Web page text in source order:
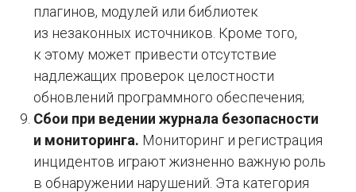
плагинов, модулей или библиотек
из незаконных источников. Кроме того,
к этому может привести отсутствие
надлежащих проверок целостности
обновлений программного обеспечения;
Сбои при ведении журнала безопасности
и мониторинга. Мониторинг и регистрация
инцидентов играют жизненно важную роль
в обнаружении нарушений. Эта категория